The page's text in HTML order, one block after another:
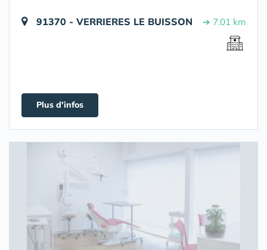
91370 - VERRIERES LE BUISSON ➔ 7.01 km
Plus d'infos